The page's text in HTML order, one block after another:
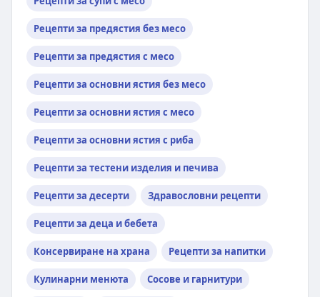
Рецепти за предястия без месо
Рецепти за предястия с месо
Рецепти за основни ястия без месо
Рецепти за основни ястия с месо
Рецепти за основни ястия с риба
Рецепти за тестени изделия и печива
Рецепти за десерти Здравословни рецепти
Рецепти за деца и бебета
Консервиране на храна Рецепти за напитки
Кулинарни менюта Сосове и гарнитури